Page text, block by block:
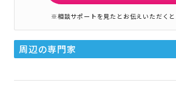
※相談サポートを見たとお伝えいただくと
周辺の専門家